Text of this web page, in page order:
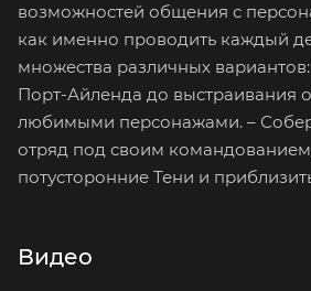
возможностей общения с
как именно проводить каждый
множества различных
Порт-Айленда до выстраивания
любимыми персонажами. –
отряд под своим
потусторонние Тени и
Видео